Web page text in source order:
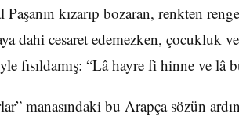
kızarıp bozaran, renkten
dahi cesaret edemezken, çocukluk
fısıldamış: “Lâ hayre fi hinne ve lâ
manasındaki bu Arapça sözün